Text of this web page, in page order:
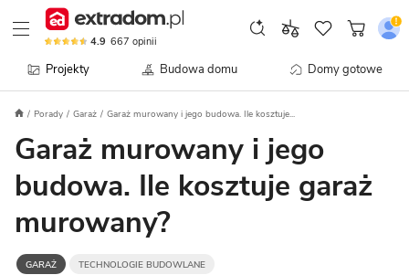
4.9 667 opinii
Projekty Budowa domu Domy gotowe
Porady Garaż Garaż murowany i jego budowa. Ile kosztuje...
Garaż murowany i jego
budowa. Ile kosztuje garaż
murowany?
GARAŻ TECHNOLOGIE BUDOWLANE